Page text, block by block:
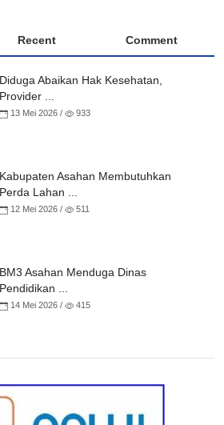
Recent Comment
Diduga Abaikan Hak Kesehatan,
Provider ...
13 Mei 2026 / 933
Kabupaten Asahan Membutuhkan
Perda Lahan ...
12 Mei 2026 / 511
BM3 Asahan Menduga Dinas
Pendidikan ...
14 Mei 2026 / 415